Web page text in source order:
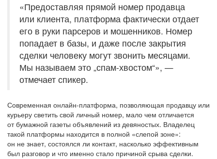
«Предоставляя прямой номер продавца
или клиента, платформа фактически отдает
его в руки парсеров и мошенников. Номер
попадает в базы, и даже после закрытия
сделки человеку могут звонить месяцами.
Мы называем это „спам-хвостом“», —
отмечает спикер.
Современная онлайн-платформа, позволяющая продавцу или
курьеру светить свой личный номер, мало чем отличается
от бумажной газеты объявлений из девяностых. Владелец
такой платформы находится в полной «слепой зоне»:
он не знает, состоялся ли контакт, насколько эффективным
был разговор и что именно стало причиной срыва сделки.